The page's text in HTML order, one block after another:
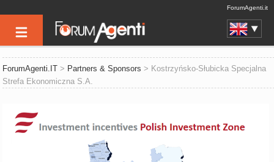
ForumAgenti.it
ForumAgenti.IT > Partners & Sponsors > Kostrzyńsko-Słubicka Specjalna
Strefa Ekonomiczna S.A.